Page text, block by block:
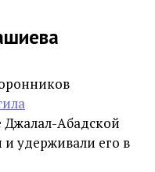
Джалал-Абадской
удерживали его в